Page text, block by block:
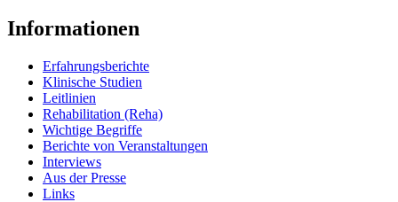
Informationen
Erfahrungsberichte
Klinische Studien
Leitlinien
Rehabilitation (Reha)
Wichtige Begriffe
Berichte von Veranstaltungen
Interviews
Aus der Presse
Links